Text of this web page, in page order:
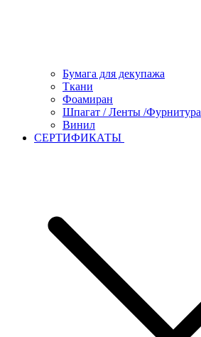
Бумага для декупажа
Ткани
Фоамиран
Шпагат / Ленты /Фурнитура
Винил
СЕРТИФИКАТЫ